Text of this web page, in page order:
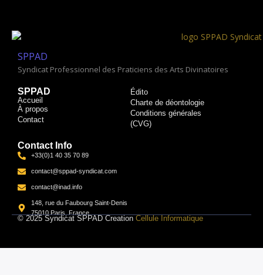
SPPAD
Syndicat Professionnel des Praticiens des Arts Divinatoires
SPPAD
Accueil
À propos
Contact
Édito
Charte de déontologie
Conditions générales
(CVG)​
Contact Info
+33(0)1 40 35 70 89
contact@sppad-syndicat.com
contact@inad.info
148, rue du Faubourg Saint-Denis
75010 Paris, France
© 2025 Syndicat SPPAD Creation Cellule Informatique